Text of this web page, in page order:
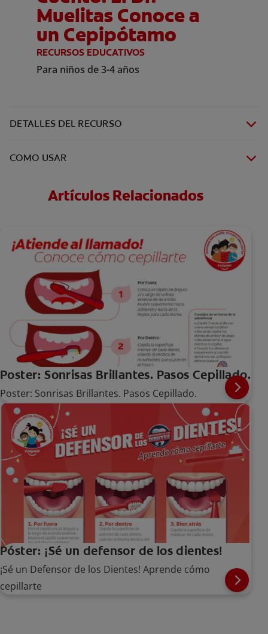
Muelitas Conoce a
un Cepipótamo
RECURSOS EDUCATIVOS
Para niños de 3-4 años
DETALLES DEL RECURSO
COMO USAR
Artículos Relacionados
Poster: Sonrisas Brillantes. Pasos Cepillado.
Poster: Sonrisas Brillantes. Pasos Cepillado.
Póster: ¡Sé un defensor de los dientes!
¡Sé un Defensor de los Dientes! Aprende cómo
cepillarte